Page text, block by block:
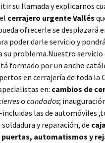
su llamada y explicarnos
cerrajero urgente Vallés
ofrecerle se desplazará
poder darle servicio y
su problema.Nuestro servicio
formado por un ancho
en cerrajería de toda la
en: cambios de
o candados;
incluidas las de automóviles
y reparación, de
puertas, automatismos y